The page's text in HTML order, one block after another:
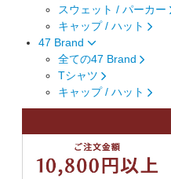
スウェット / パーカー
キャップ / ハット
47 Brand
全ての47 Brand
Tシャツ
キャップ / ハット